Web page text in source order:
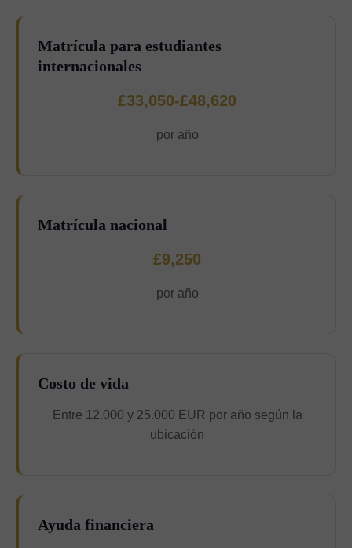
Matrícula para estudiantes
internacionales
£33,050-£48,620
por año
Matrícula nacional
£9,250
por año
Costo de vida
Entre 12.000 y 25.000 EUR por año según la
ubicación
Ayuda financiera